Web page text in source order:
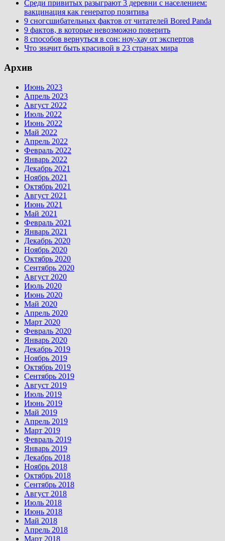
Среди привитых разыграют 3 деревни с населением:
вакцинация как генератор позитива
9 сногсшибательных фактов от читателей Bored Panda
9 фактов, в которые невозможно поверить
8 способов вернуться в сон: ноу-хау от экспертов
Что значит быть красивой в 23 странах мира
Архив
Июнь 2023
Апрель 2023
Август 2022
Июль 2022
Июнь 2022
Май 2022
Апрель 2022
Февраль 2022
Январь 2022
Декабрь 2021
Ноябрь 2021
Октябрь 2021
Август 2021
Июнь 2021
Май 2021
Февраль 2021
Январь 2021
Декабрь 2020
Ноябрь 2020
Октябрь 2020
Сентябрь 2020
Август 2020
Июль 2020
Июнь 2020
Май 2020
Апрель 2020
Март 2020
Февраль 2020
Январь 2020
Декабрь 2019
Ноябрь 2019
Октябрь 2019
Сентябрь 2019
Август 2019
Июль 2019
Июнь 2019
Май 2019
Апрель 2019
Март 2019
Февраль 2019
Январь 2019
Декабрь 2018
Ноябрь 2018
Октябрь 2018
Сентябрь 2018
Август 2018
Июль 2018
Июнь 2018
Май 2018
Апрель 2018
Март 2018